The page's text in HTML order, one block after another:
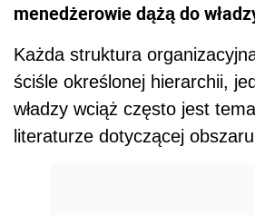
menedżerowie dążą do
Każda struktura
ściśle określonej hierarchii,
władzy wciąż często jest
literaturze dotyczącej